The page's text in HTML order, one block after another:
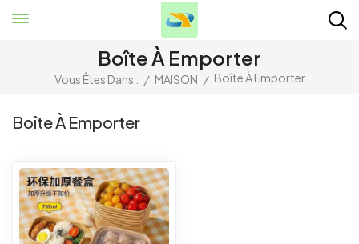
Boîte À Emporter
Vous Êtes Dans : / MAISON / Boîte À Emporter
Boîte À Emporter